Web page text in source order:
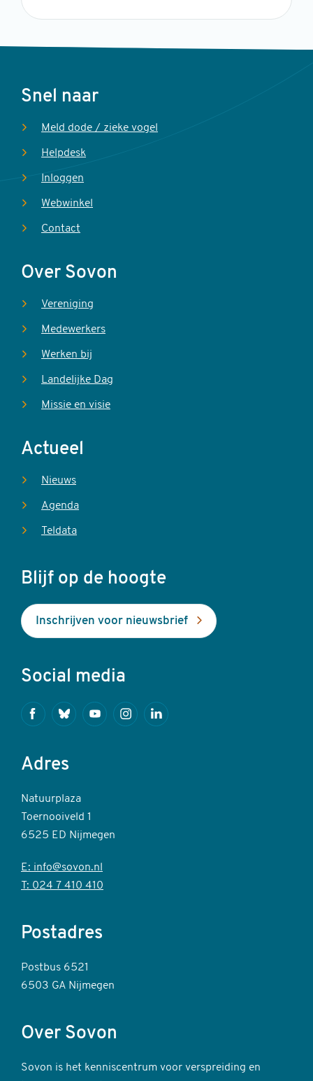
Voet
Snel naar
Meld dode / zieke vogel
Helpdesk
Inloggen
Webwinkel
Contact
Over Sovon
Vereniging
Medewerkers
Werken bij
Landelijke Dag
Missie en visie
Actueel
Nieuws
Agenda
Teldata
Blijf op de hoogte
Inschrijven voor nieuwsbrief
Social media
FacebookBlueskyYoutubeInstagramLinkedin
Adres
Natuurplaza
Toernooiveld 1
6525 ED Nijmegen
E: info@sovon.nl
T: 024 7 410 410
Postadres
Postbus 6521
6503 GA Nijmegen
Over Sovon
Sovon is het kenniscentrum voor verspreiding en